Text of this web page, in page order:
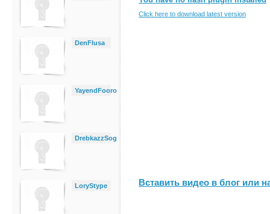
DenFlusa
YayendFooro
DrebkazzSog
LoryStype
Click here to download latest version
Вставить видео в блог или